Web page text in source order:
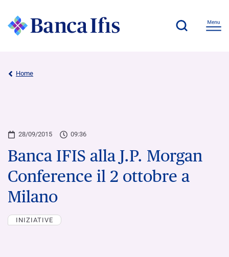
Home
28/09/2015 09:36
Banca IFIS alla J.P. Morgan
Conference il 2 ottobre a
Milano
INIZIATIVE